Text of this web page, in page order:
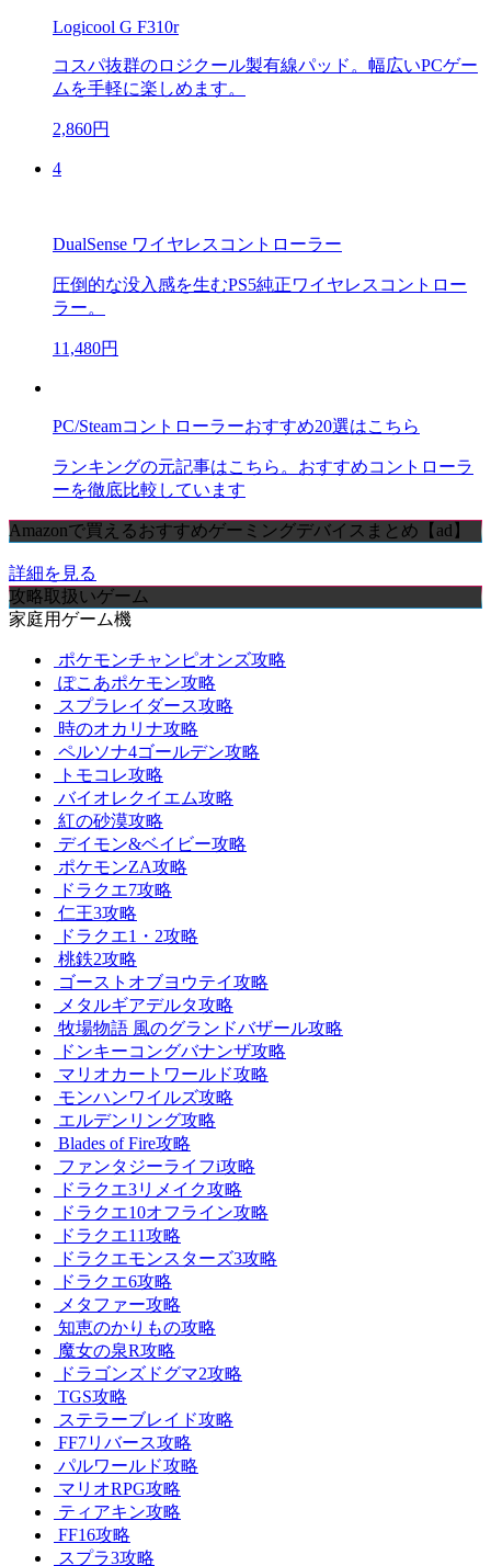
Logicool G F310r
コスパ抜群のロジクール製有線パッド。幅広いPCゲー
ムを手軽に楽しめます。
2,860円
4
DualSense ワイヤレスコントローラー
圧倒的な没入感を生むPS5純正ワイヤレスコントロー
ラー。
11,480円
PC/Steamコントローラーおすすめ20選はこちら
ランキングの元記事はこちら。おすすめコントローラ
ーを徹底比較しています
Amazonで買えるおすすめゲーミングデバイスまとめ【ad】
詳細を見る
攻略取扱いゲーム
家庭用ゲーム機
ポケモンチャンピオンズ攻略
ぽこあポケモン攻略
スプラレイダース攻略
時のオカリナ攻略
ペルソナ4ゴールデン攻略
トモコレ攻略
バイオレクイエム攻略
紅の砂漠攻略
デイモン&ベイビー攻略
ポケモンZA攻略
ドラクエ7攻略
仁王3攻略
ドラクエ1・2攻略
桃鉄2攻略
ゴーストオブヨウテイ攻略
メタルギアデルタ攻略
牧場物語 風のグランドバザール攻略
ドンキーコングバナンザ攻略
マリオカートワールド攻略
モンハンワイルズ攻略
エルデンリング攻略
Blades of Fire攻略
ファンタジーライフi攻略
ドラクエ3リメイク攻略
ドラクエ10オフライン攻略
ドラクエ11攻略
ドラクエモンスターズ3攻略
ドラクエ6攻略
メタファー攻略
知恵のかりもの攻略
魔女の泉R攻略
ドラゴンズドグマ2攻略
TGS攻略
ステラーブレイド攻略
FF7リバース攻略
パルワールド攻略
マリオRPG攻略
ティアキン攻略
FF16攻略
スプラ3攻略